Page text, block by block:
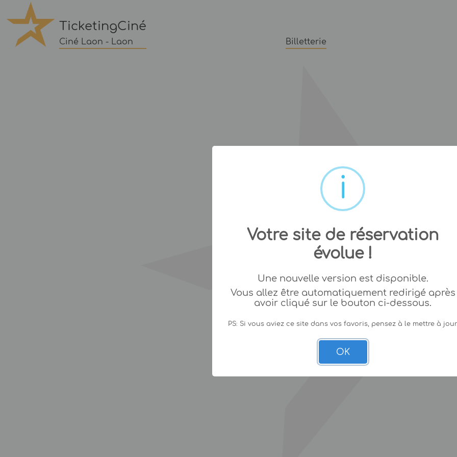
TicketingCiné
Ciné Laon - Laon Billetterie
Votre site de réservation
évolue !
Une nouvelle version est disponible.
Vous allez être automatiquement redirigé après
avoir cliqué sur le bouton ci-dessous.
PS: Si vous aviez ce site dans vos favoris, pensez à le mettre à
OK